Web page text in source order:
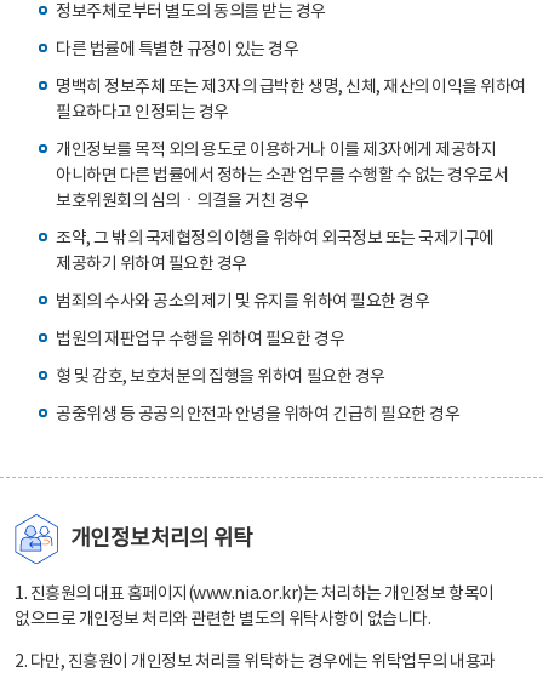
정보주체로부터 별도의 동의를 받는 경우
다른 법률에 특별한 규정이 있는 경우
명백히 정보주체 또는 제3자의 급박한 생명, 신체, 재산의 이익을 위하여
필요하다고 인정되는 경우
개인정보를 목적 외의 용도로 이용하거나 이를 제3자에게 제공하지
아니하면 다른 법률에서 정하는 소관 업무를 수행할 수 없는 경우로서
보호위원회의 심의ㆍ의결을 거친 경우
조약, 그 밖의 국제협정의 이행을 위하여 외국정보 또는 국제기구에
제공하기 위하여 필요한 경우
범죄의 수사와 공소의 제기 및 유지를 위하여 필요한 경우
법원의 재판업무 수행을 위하여 필요한 경우
형 및 감호, 보호처분의 집행을 위하여 필요한 경우
공중위생 등 공공의 안전과 안녕을 위하여 긴급히 필요한 경우
개인정보처리의 위탁
1. 진흥원의 대표 홈페이지(www.nia.or.kr)는 처리하는 개인정보 항목이
없으므로 개인정보 처리와 관련한 별도의 위탁사항이 없습니다.
2. 다만, 진흥원이 개인정보 처리를 위탁하는 경우에는 위탁업무의 내용과